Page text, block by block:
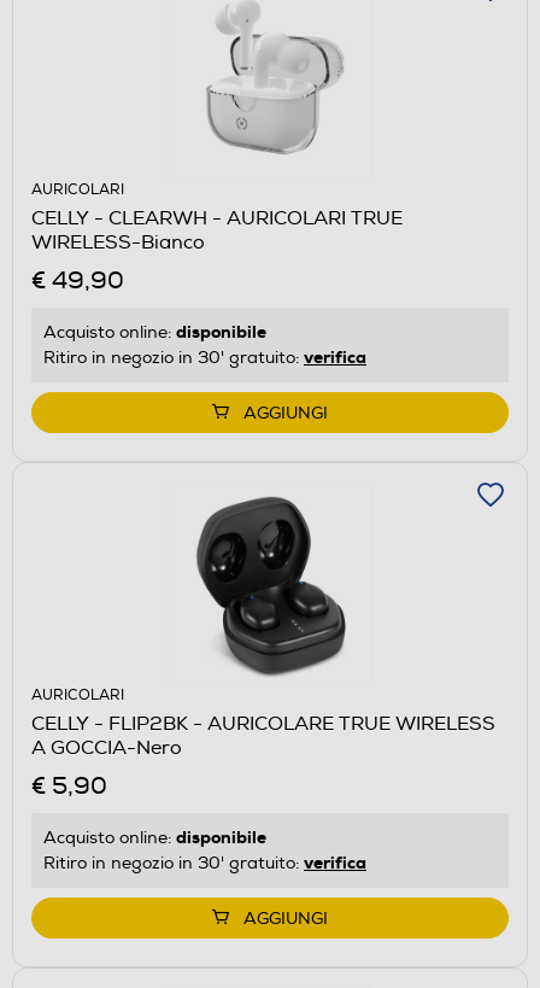
AURICOLARI
CELLY - CLEARWH - AURICOLARI TRUE
WIRELESS-Bianco
€ 49,90
Acquisto online: disponibile
Ritiro in negozio in 30' gratuito: verifica
AGGIUNGI
AURICOLARI
CELLY - FLIP2BK - AURICOLARE TRUE WIRELESS
A GOCCIA-Nero
€ 5,90
Acquisto online: disponibile
Ritiro in negozio in 30' gratuito: verifica
AGGIUNGI